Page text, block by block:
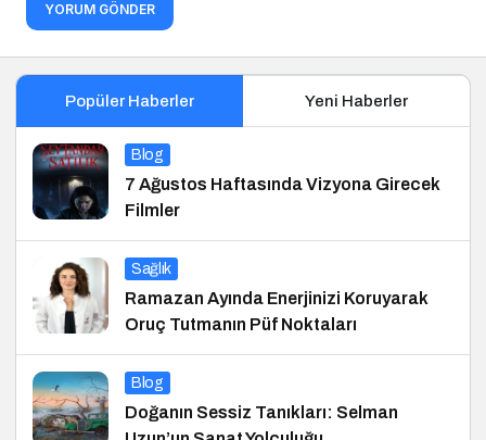
YORUM GÖNDER
Popüler Haberler Yeni Haberler
Blog
7 Ağustos Haftasında Vizyona Girecek
Filmler
Sağlık
Ramazan Ayında Enerjinizi Koruyarak
Oruç Tutmanın Püf Noktaları
Blog
Doğanın Sessiz Tanıkları: Selman